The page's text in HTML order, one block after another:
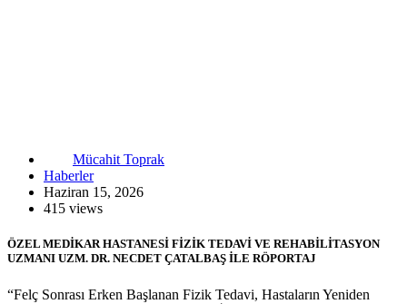
Mücahit Toprak
Haberler
Haziran 15, 2026
415 views
ÖZEL MEDİKAR HASTANESİ FİZİK TEDAVİ VE REHABİLİTASYON
UZMANI UZM. DR. NECDET ÇATALBAŞ İLE RÖPORTAJ
“Felç Sonrası Erken Başlanan Fizik Tedavi, Hastaların Yeniden